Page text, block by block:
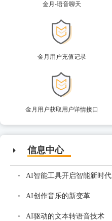
金月-语音聊天
金月用户充值记录
金月用户获取用户详情接口
信息中心
AI智能工具开启智能新时代
AI创作音乐的新变革
AI驱动的文本转语音技术